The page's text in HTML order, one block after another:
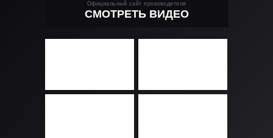
Официальный сайт производителя
СМОТРЕТЬ ВИДЕО